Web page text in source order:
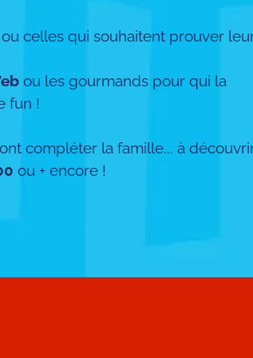
celles qui souhaitent prouver
ou les gourmands pour qui la
fun !
compléter la famille... à
ou + encore !